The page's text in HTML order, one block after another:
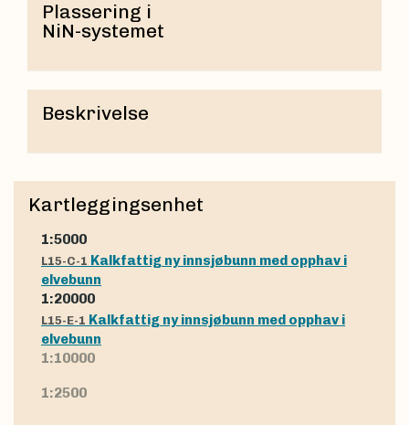
Plassering i
NiN-systemet
Beskrivelse
Kartleggingsenhet
1:5000
L15-C-1 Kalkfattig ny innsjøbunn med opphav i
elvebunn
1:20000
L15-E-1 Kalkfattig ny innsjøbunn med opphav i
elvebunn
1:10000
1:2500